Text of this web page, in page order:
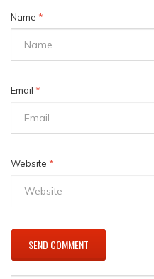
Name *
Email *
Website *